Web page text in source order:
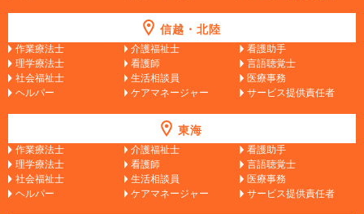
信越・北陸
作業療法士 介護福祉士
看護助手
理学療法士
看護師
言語聴覚士
社会福祉士
生活相談員
医療事務
ヘルパー
ケアマネージャー サービス提供責任者
東海
作業療法士 介護福祉士
看護助手
理学療法士
看護師
言語聴覚士
社会福祉士
生活相談員
医療事務
ヘルパー
ケアマネージャー サービス提供責任者